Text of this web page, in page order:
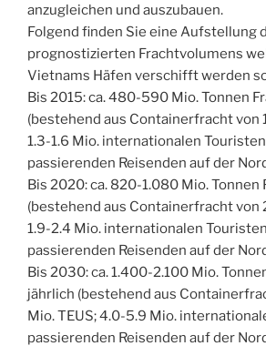
anzugleichen und auszubauen.
Folgend finden Sie eine Aufstellung
prognostizierten Frachtvolumens
Vietnams Häfen verschifft werden
Bis 2015: ca. 480-590 Mio. Tonnen
(bestehend aus Containerfracht von
1.3-1.6 Mio. internationalen
passierenden Reisenden auf der
Bis 2020: ca. 820-1.080 Mio.
(bestehend aus Containerfracht von
1.9-2.4 Mio. internationalen
passierenden Reisenden auf der
Bis 2030: ca. 1.400-2.100 Mio.
jährlich (bestehend aus
Mio. TEUS; 4.0-5.9 Mio.
passierenden Reisenden auf der